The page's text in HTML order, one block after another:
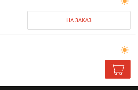
НА ЗАКАЗ